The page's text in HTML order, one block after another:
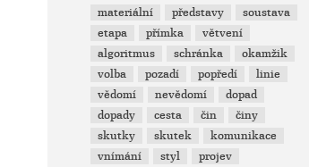
materiální
představy
soustava
etapa
přímka
větvení
algoritmus
schránka
okamžik
volba
pozadí popředí
linie
vědomí
nevědomí
dopad
dopady
cesta čin
činy
skutky
skutek
komunikace
vnímání
styl
projev